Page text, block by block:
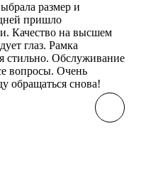
размер и
пришло
Качество на высшем
глаз. Рамка
стильно. Обслуживание
вопросы. Очень
обращаться снова!